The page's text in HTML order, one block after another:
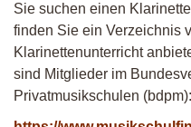
Sie suchen einen
finden Sie ein Verzeichnis
Klarinettenunterricht
sind Mitglieder im
Privatmusikschulen (bdpm):